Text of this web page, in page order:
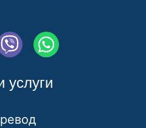
V
i
b
e
r
W
h
a
t
услуги